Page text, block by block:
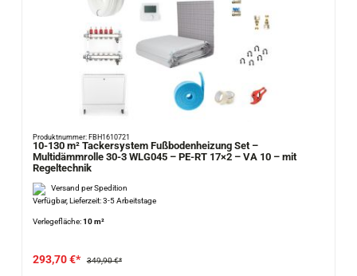
Produktnummer: FBH1610721
10-130 m² Tackersystem Fußbodenheizung Set –
Multidämmrolle 30-3 WLG045 – PE-RT 17×2 – VA 10 – mit
Regeltechnik
Versand per Spedition
Verfügbar, Lieferzeit: 3-5 Arbeitstage
Verlegefläche:10 m²
293,70 €* 349,90 €*